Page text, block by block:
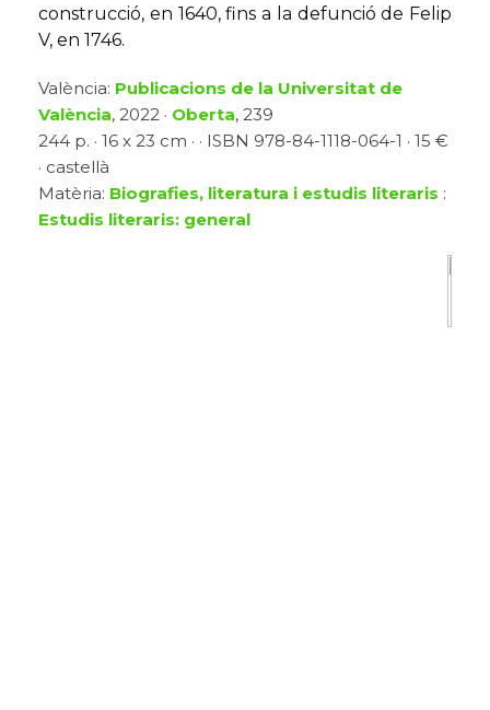
construcció, en 1640, fins a la defunció de Felip
V, en 1746.
València: Publicacions de la Universitat de
València, 2022 · Oberta, 239
244 p. · 16 x 23 cm · · ISBN 978-84-1118-064-1 · 15 €
· castellà
Matèria: Biografies, literatura i estudis literaris :
Estudis literaris: general